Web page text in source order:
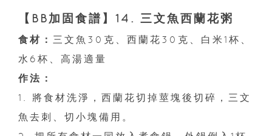
【BB加固食譜】14. 三文魚西蘭花粥
食材： 三文魚30克、西蘭花30克、白米1杯、
水6杯、高湯適量
作法：
1. 將食材洗淨，西蘭花切掉莖塊後切碎，三文
魚去刺、切小塊備用。